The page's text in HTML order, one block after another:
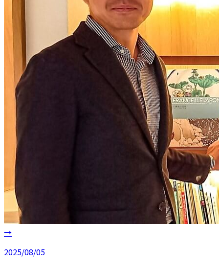
→
2025/08/05